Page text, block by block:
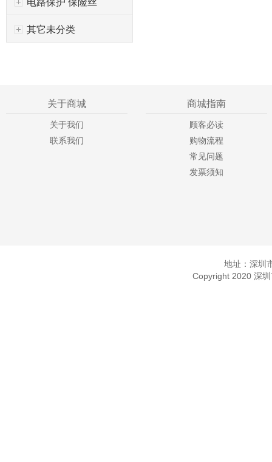
电路保护 保险丝
其它未分类
关于商城
关于我们
联系我们
商城指南
顾客必读
购物流程
常见问题
发票须知
地址：深圳
Copyright 2020 深